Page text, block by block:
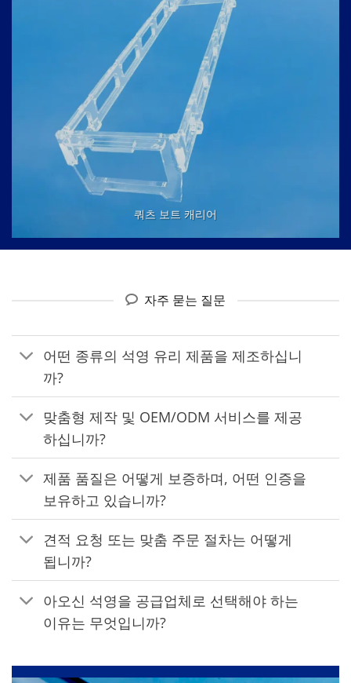
쿼츠 보트 캐리어
자주 묻는 질문
어떤 종류의 석영 유리 제품을 제조하십니
까?
맞춤형 제작 및 OEM/ODM 서비스를 제공
하십니까?
제품 품질은 어떻게 보증하며, 어떤 인증을
보유하고 있습니까?
견적 요청 또는 맞춤 주문 절차는 어떻게
됩니까?
아오신 석영을 공급업체로 선택해야 하는
이유는 무엇입니까?